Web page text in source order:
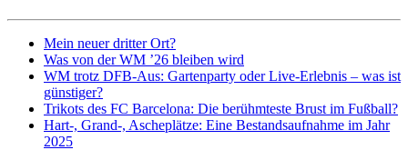
Mein neuer dritter Ort?
Was von der WM ’26 bleiben wird
WM trotz DFB-Aus: Gartenparty oder Live-Erlebnis – was ist
günstiger?
Trikots des FC Barcelona: Die berühmteste Brust im Fußball?
Hart-, Grand-, Ascheplätze: Eine Bestandsaufnahme im Jahr
2025